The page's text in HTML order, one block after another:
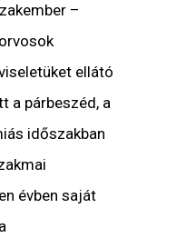
–
ellátó
a párbeszéd, a
időszakban
évben saját